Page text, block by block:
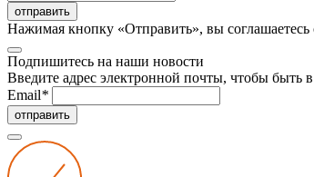
отправить
Нажимая кнопку «Отправить», вы соглашаетесь
Подпишитесь на наши новости
Введите адрес электронной почты, чтобы быть
Email*
отправить